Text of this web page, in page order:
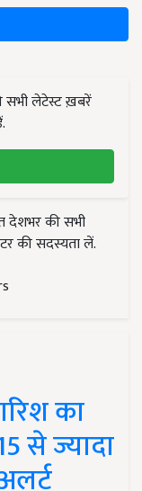
सभी लेटेस्ट ख़बरें
देशभर की सभी
की सदस्यता लें.
का
से ज्यादा